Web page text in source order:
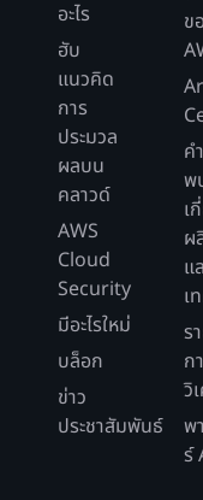
อะไร
ฮับ
แนวคิด
การ
ประมวล
ผลบน
คลาวด์
AWS
Cloud
Security
มีอะไรใหม่
บล็อก
ข่าว
ประชาสัมพันธ์
ข
ค
พ
เ
ผ
แ
เ
ร
ก
วิ
พ
ร์